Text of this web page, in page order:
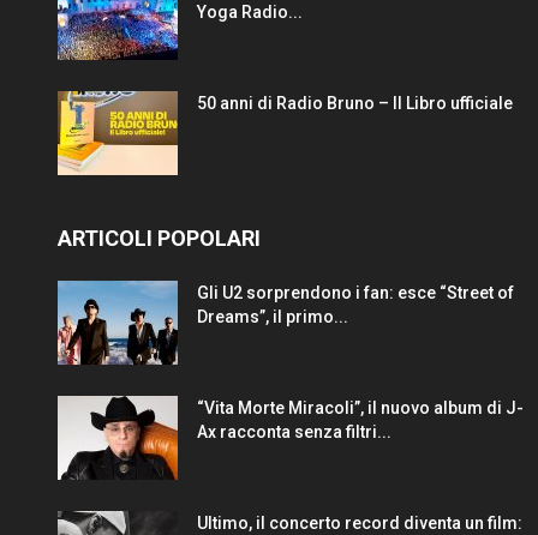
Yoga Radio...
50 anni di Radio Bruno – Il Libro ufficiale
ARTICOLI POPOLARI
Gli U2 sorprendono i fan: esce “Street of
Dreams”, il primo...
“Vita Morte Miracoli”, il nuovo album di J-
Ax racconta senza filtri...
Ultimo, il concerto record diventa un film: